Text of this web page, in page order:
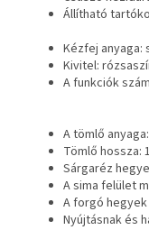
Állítható
Kézfej anyaga:
Kivitel:
A funkciók
A tömlő
Tömlő hossza:
Sárgaréz
A sima felület
A forgó
Nyújtásnak és